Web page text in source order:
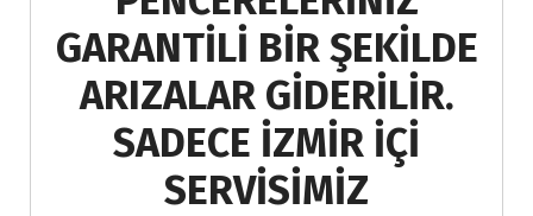
GARANTİLİ BİR ŞEKİLDE
ARIZALAR GİDERİLİR.
SADECE İZMİR İÇİ
SERVİSİMİZ